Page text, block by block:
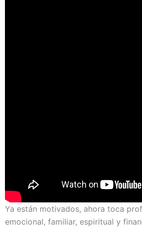
Ya están motivados, ahora toca
emocional, familiar, espiritual y